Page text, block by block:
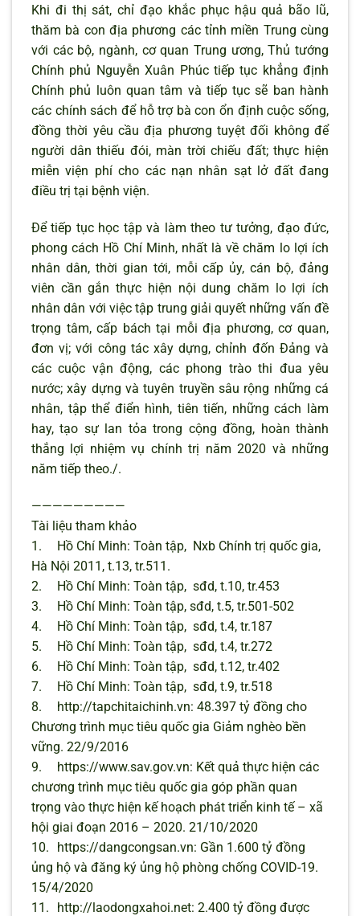
Khi đi thị sát, chỉ đạo khắc phục hậu quả bão lũ,
thăm bà con địa phương các tỉnh miền Trung cùng
với các bộ, ngành, cơ quan Trung ương, Thủ tướng
Chính phủ Nguyễn Xuân Phúc tiếp tục khẳng định
Chính phủ luôn quan tâm và tiếp tục sẽ ban hành
các chính sách để hỗ trợ bà con ổn định cuộc sống,
đồng thời yêu cầu địa phương tuyệt đối không để
người dân thiếu đói, màn trời chiếu đất; thực hiện
miễn viện phí cho các nạn nhân sạt lở đất đang
điều trị tại bệnh viện.
Để tiếp tục học tập và làm theo tư tưởng, đạo đức,
phong cách Hồ Chí Minh, nhất là về chăm lo lợi ích
nhân dân, thời gian tới, mỗi cấp ủy, cán bộ, đảng
viên cần gắn thực hiện nội dung chăm lo lợi ích
nhân dân với việc tập trung giải quyết những vấn đề
trọng tâm, cấp bách tại mỗi địa phương, cơ quan,
đơn vị; với công tác xây dựng, chỉnh đốn Đảng và
các cuộc vận động, các phong trào thi đua yêu
nước; xây dựng và tuyên truyền sâu rộng những cá
nhân, tập thể điển hình, tiên tiến, những cách làm
hay, tạo sự lan tỏa trong cộng đồng, hoàn thành
thắng lợi nhiệm vụ chính trị năm 2020 và những
năm tiếp theo./.
—————————
Tài liệu tham khảo
1.
Hồ Chí Minh: Toàn tập, Nxb Chính trị quốc gia,
Hà Nội 2011, t.13, tr.511.
2.
Hồ Chí Minh: Toàn tập, sđd, t.10, tr.453
3.
Hồ Chí Minh: Toàn tập, sđd, t.5, tr.501-502
4.
Hồ Chí Minh: Toàn tập, sđd, t.4, tr.187
5.
Hồ Chí Minh: Toàn tập, sđd, t.4, tr.272
6.
Hồ Chí Minh: Toàn tập, sđd, t.12, tr.402
7.
Hồ Chí Minh: Toàn tập, sđd, t.9, tr.518
8.
http://tapchitaichinh.vn: 48.397 tỷ đồng cho
Chương trình mục tiêu quốc gia Giảm nghèo bền
vững. 22/9/2016
9.
https://www.sav.gov.vn: Kết quả thực hiện các
chương trình mục tiêu quốc gia góp phần quan
trọng vào thực hiện kế hoạch phát triển kinh tế – xã
hội giai đoạn 2016 – 2020. 21/10/2020
10.
https://dangcongsan.vn: Gần 1.600 tỷ đồng
ủng hộ và đăng ký ủng hộ phòng chống COVID-19.
15/4/2020
11.
http://laodongxahoi.net: 2.400 tỷ đồng được